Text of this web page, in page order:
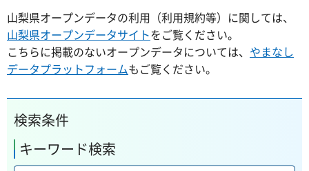
山梨県オープンデータの利用（利用規約等）に関しては、
山梨県オープンデータサイトをご覧ください。
こちらに掲載のないオープンデータについては、 やまなし
データプラットフォームもご覧ください。
検索条件
キーワード検索